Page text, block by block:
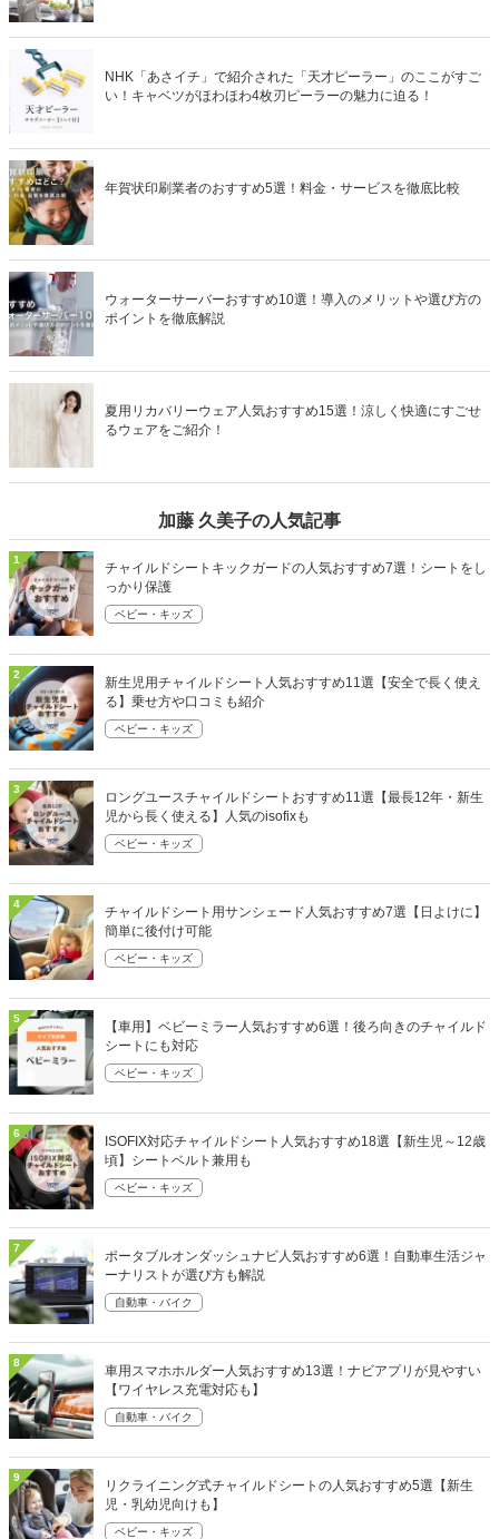
NHK「あさイチ」で紹介された「天才ピーラー」のここがすご
い！キャベツがほわほわ4枚刃ピーラーの魅力に迫る！
年賀状印刷業者のおすすめ5選！料金・サービスを徹底比較
ウォーターサーバーおすすめ10選！導入のメリットや選び方の
ポイントを徹底解説
夏用リカバリーウェア人気おすすめ15選！涼しく快適にすごせ
るウェアをご紹介！
加藤 久美子の人気記事
1
チャイルドシートキックガードの人気おすすめ7選！シートをし
っかり保護
ベビー・キッズ
2
新生児用チャイルドシート人気おすすめ11選【安全で長く使え
る】乗せ方や口コミも紹介
ベビー・キッズ
3
ロングユースチャイルドシートおすすめ11選【最長12年・新生
児から長く使える】人気のisofixも
ベビー・キッズ
4
チャイルドシート用サンシェード人気おすすめ7選【日よけに】
簡単に後付け可能
ベビー・キッズ
5
【車用】ベビーミラー人気おすすめ6選！後ろ向きのチャイルド
シートにも対応
ベビー・キッズ
6
ISOFIX対応チャイルドシート人気おすすめ18選【新生児～12歳
頃】シートベルト兼用も
ベビー・キッズ
7
ポータブルオンダッシュナビ人気おすすめ6選！自動車生活ジャ
ーナリストが選び方も解説
自動車・バイク
8
車用スマホホルダー人気おすすめ13選！ナビアプリが見やすい
【ワイヤレス充電対応も】
自動車・バイク
9
リクライニング式チャイルドシートの人気おすすめ5選【新生
児・乳幼児向けも】
ベビー・キッズ